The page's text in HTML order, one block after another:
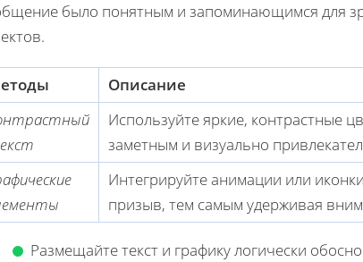
было понятным и запоминающимся для
Описание
Используйте яркие, контрастные
заметным и визуально
Интегрируйте анимации или
призыв, тем самым удерживая
Размещайте текст и графику логически